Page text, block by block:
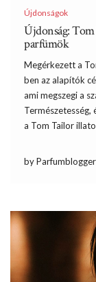
Újdonságok
Újdonság:
parfümök
Megérkezett a
ben az alapítók
ami megszegi a
Természetesség,
a Tom Tailor
by Parfumblogger